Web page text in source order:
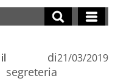
di
segreteria
il 21/03/2019